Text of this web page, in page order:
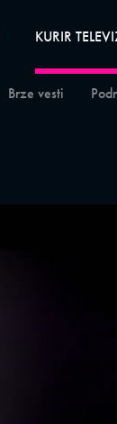
KURIR
Brze vesti